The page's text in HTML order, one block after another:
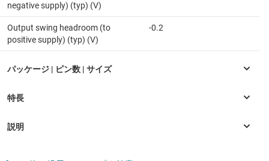
negative supply) (typ) (V)
Output swing headroom (to
positive supply) (typ) (V)
-0.2